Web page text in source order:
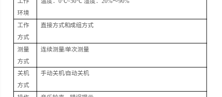
环境
工作
方式
直接方式和成组方式
测量
方式
连续测量/单次测量
关机
方式
手动关机/自动关机